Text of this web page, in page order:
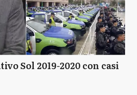
Sol 2019-2020 con casi